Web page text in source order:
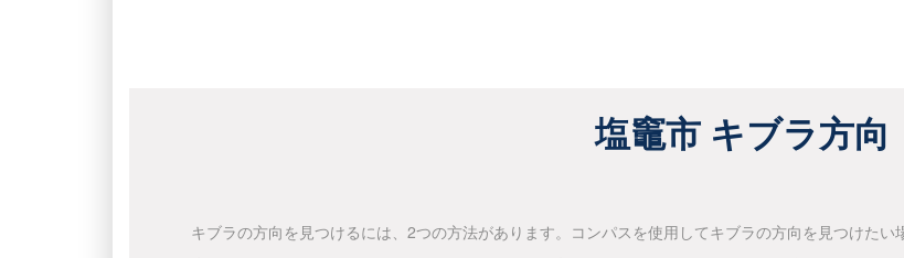
塩竈市 キブラ方向
キブラの方向を見つけるには、2つの方法があります。コンパスを使用してキブラの方向を見つけた